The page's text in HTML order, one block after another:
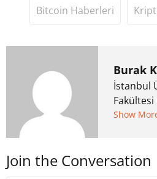
Bitcoin Haberleri
Burak
İstanbul
mezunu.
kurdu.
Show
Join the Conversation